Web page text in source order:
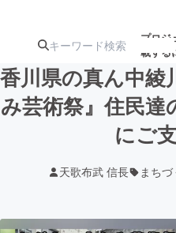
プロジ
載する
注目の新着
香川県の真ん中綾
み芸術祭』住民達
にご
天歌布武 信長 まち